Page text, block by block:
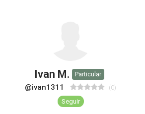
Ivan M. Particular
@ivan1311 (0)
Seguir